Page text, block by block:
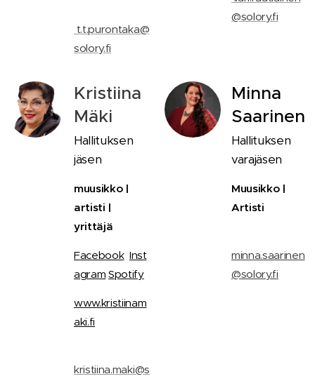
t.t.purontaka@
solory.fi
@solory.fi
Kristiina
Mäki
Hallituksen
jäsen
muusikko |
artisti |
yrittäjä
Facebook Inst
agram Spotify
www.kristiinam
aki.fi
kristiina.maki@s
Minna
Saarinen
Hallituksen
varajäsen
Muusikko |
Artisti
minna.saarinen
@solory.fi